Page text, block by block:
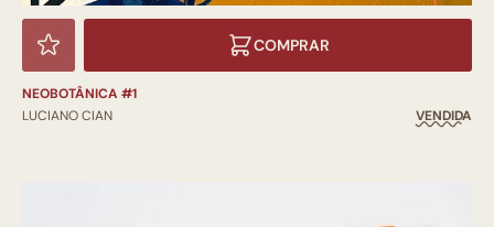
COMPRAR
NEOBOTÂNICA #1
LUCIANO CIAN
VENDIDA